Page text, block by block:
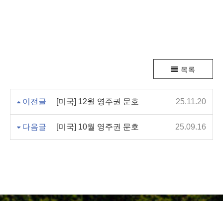
목록
이전글 [미국] 12월 영주권 문호 25.11.20
다음글 [미국] 10월 영주권 문호 25.09.16